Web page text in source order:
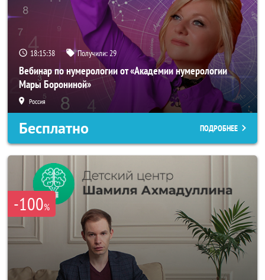
18:15:35 Получили:29
Вебинар по нумерологии от «Академии нумерологии
Мары Борониной»
Россия
Бесплатно ПОДРОБНЕЕ
-100%